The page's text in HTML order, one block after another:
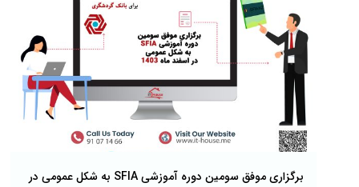
برگزاری موفق سومین دوره آموزشی SFIA به شکل عمومی در